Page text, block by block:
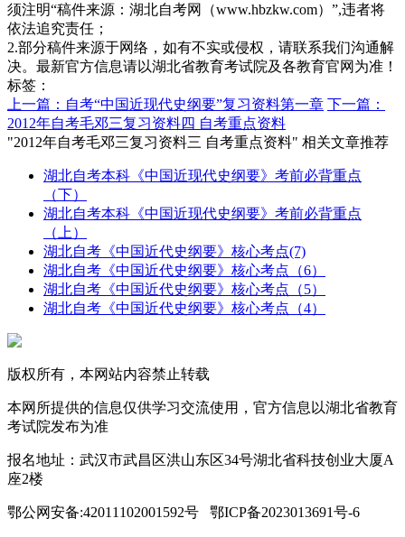
须注明“稿件来源：湖北自考网（www.hbzkw.com）”,违者将
依法追究责任；
2.部分稿件来源于网络，如有不实或侵权，请联系我们沟通解
决。最新官方信息请以湖北省教育考试院及各教育官网为准！
标签：
上一篇：自考“中国近现代史纲要”复习资料第一章 下一篇：
2012年自考毛邓三复习资料四 自考重点资料
"2012年自考毛邓三复习资料三 自考重点资料" 相关文章推荐
湖北自考本科《中国近现代史纲要》考前必背重点
（下）
湖北自考本科《中国近现代史纲要》考前必背重点
（上）
湖北自考《中国近代史纲要》核心考点(7)
湖北自考《中国近代史纲要》核心考点（6）
湖北自考《中国近代史纲要》核心考点（5）
湖北自考《中国近代史纲要》核心考点（4）
版权所有，本网站内容禁止转载
本网所提供的信息仅供学习交流使用，官方信息以湖北省教育
考试院发布为准
报名地址：武汉市武昌区洪山东区34号湖北省科技创业大厦A
座2楼
鄂公网安备:42011102001592号 鄂ICP备2023013691号-6